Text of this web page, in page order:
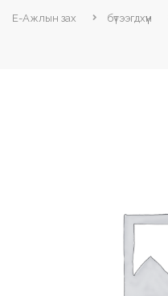
Е-Ажлын зах бүтээгдхүүн